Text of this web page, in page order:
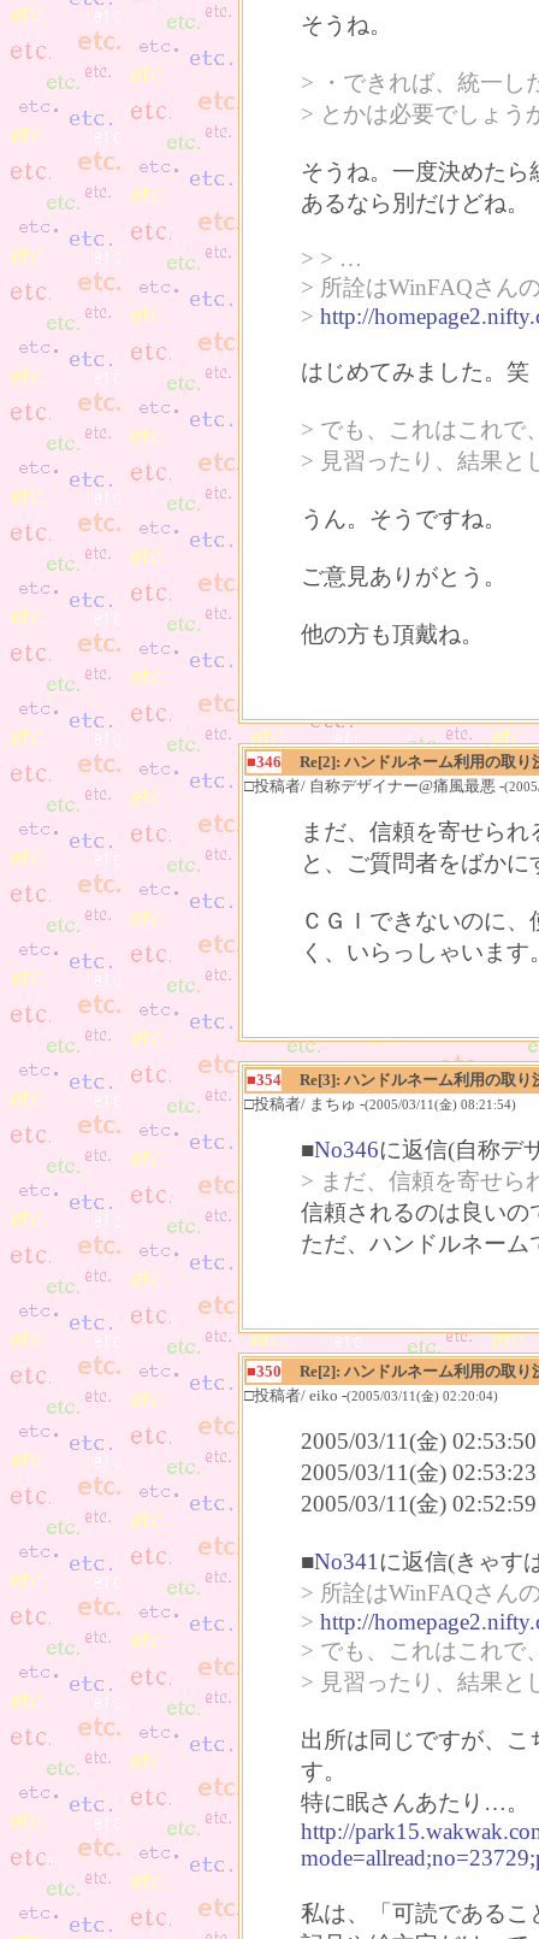
そうね。
> ・できれば、統一し
> とかは必要でしょう
そうね。一度決めた
あるなら別だけどね。
> > …
> 所詮はWinFAQさん
> http://
はじめてみました。
> でも、これはこれで
> 見習ったり、結果と
うん。そうですね。
ご意見ありがとう。
他の方も頂戴ね。
■346
Re[2]: ハンドルネーム利用の取り
□投稿者/ 自称デザイナー@痛風最悪 -
まだ、信頼を寄せら
と、ご質問者をばか
ＣＧＩできないのに
く、いらっしゃいま
■354
Re[3]: ハンドルネーム利用の取り
□投稿者/ まちゅ -(2005/03/11(金) 08:21:54)
■No346に返信(自称デ
> まだ、信頼を寄せら
信頼されるのは良いの
ただ、ハンドルネー
■350
Re[2]: ハンドルネーム利用の取り
□投稿者/ eiko -(2005/03/11(金) 02:20:04)
2005/03/11(金)
2005/03/11(金)
2005/03/11(金)
■No341 に返信(きゃす
> 所詮はWinFAQさん
> http://
> でも、これはこれで
> 見習ったり、結果と
出所は同じですが、
す。
特に眠さんあたり…。
http://
私は、「可読であるこ